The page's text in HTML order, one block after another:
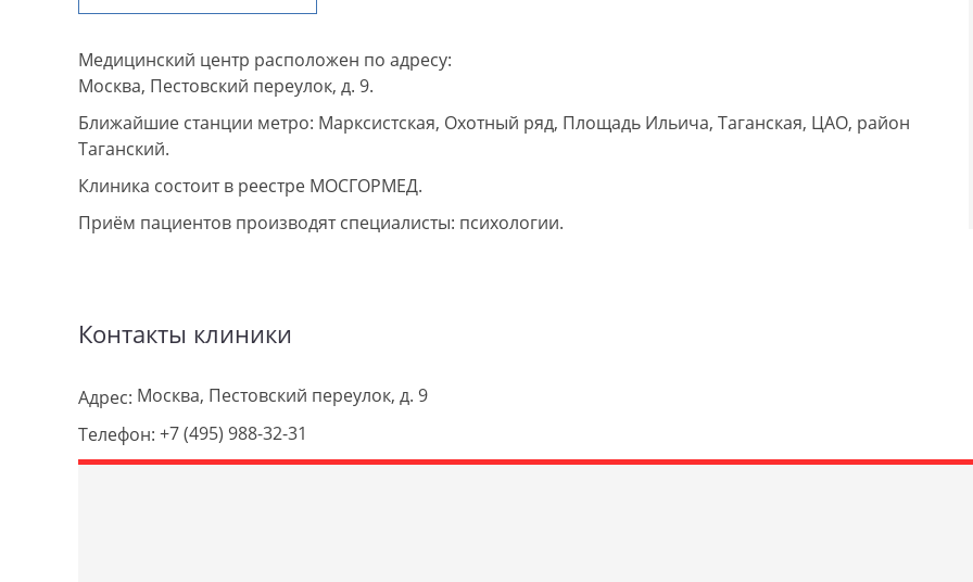
Медицинский центр расположен по адресу:
Москва, Пестовский переулок, д. 9.
Ближайшие станции метро: Марксистская, Охотный ряд, Площадь Ильича, Таганская, ЦАО, район
Таганский.
Клиника состоит в реестре МОСГОРМЕД.
Приём пациентов производят специалисты: психологии.
Контакты клиники
Адрес: Москва, Пестовский переулок, д. 9
Телефон: +7 (495) 988-32-31